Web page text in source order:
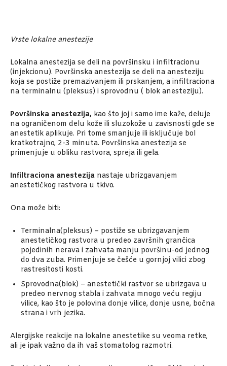
Vrste lokalne anestezije
Lokalna anestezija se deli na površinsku i infiltracionu
(injekcionu). Površinska anestezija se deli na anesteziju
koja se postiže premazivanjem ili prskanjem, a infiltraciona
na terminalnu (pleksus) i sprovodnu ( blok anesteziju).
Površinska anestezija, kao što joj i samo ime kaže, deluje
na ograničenom delu kože ili sluzokože u zavisnosti gde se
anestetik aplikuje. Pri tome smanjuje ili isključuje bol
kratkotrajno, 2-3 minuta. Površinska anestezija se
primenjuje u obliku rastvora, spreja ili gela.
Infiltraciona anestezija nastaje ubrizgavanjem
anestetičkog rastvora u tkivo.
Ona može biti:
Terminalna(pleksus) – postiže se ubrizgavanjem
anestetičkog rastvora u predeo završnih grančica
pojedinih nerava i zahvata manju površinu-od jednog
do dva zuba. Primenjuje se češće u gornjoj vilici zbog
rastresitosti kosti.
Sprovodna(blok) – anestetički rastvor se ubrizgava u
predeo nervnog stabla i zahvata mnogo veću regiju
vilice, kao što je polovina donje vilice, donje usne, bočna
strana i vrh jezika.
Alergijske reakcije na lokalne anestetike su veoma retke,
ali je ipak važno da ih vaš stomatolog razmotri.